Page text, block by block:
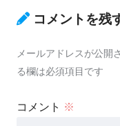
コメントを残
メールアドレスが公開
る欄は必須項目です
コメント ※